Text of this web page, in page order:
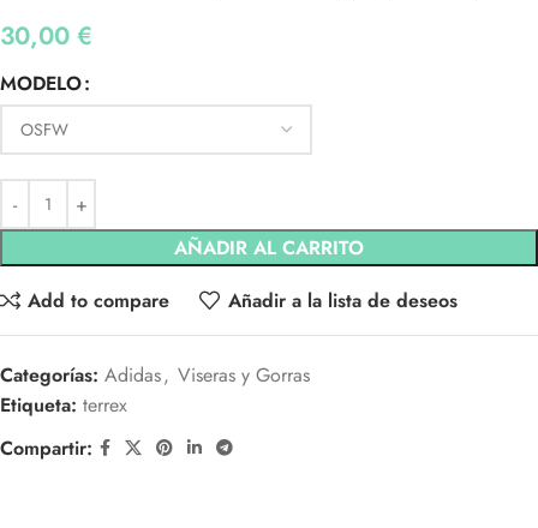
30,00 €
MODELO
AÑADIR AL CARRITO
Add to compare
Añadir a la lista de deseos
Categorías: Adidas, Viseras y Gorras
Etiqueta: terrex
Compartir: